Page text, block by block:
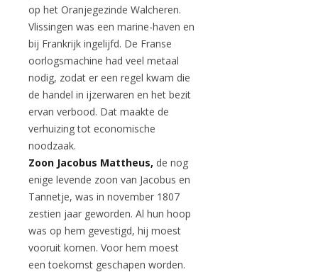
op het Oranjegezinde Walcheren.
Vlissingen was een marine-haven en
bij Frankrijk ingelijfd. De Franse
oorlogsmachine had veel metaal
nodig, zodat er een regel kwam die
de handel in ijzerwaren en het bezit
ervan verbood. Dat maakte de
verhuizing tot economische
noodzaak.
Zoon Jacobus Mattheus, de nog
enige levende zoon van Jacobus en
Tannetje, was in november 1807
zestien jaar geworden. Al hun hoop
was op hem gevestigd, hij moest
vooruit komen. Voor hem moest
een toekomst geschapen worden.